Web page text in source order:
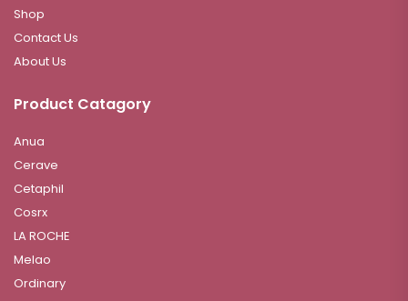
Shop
Contact Us
About Us
Product Catagory
Anua
Cerave
Cetaphil
Cosrx
LA ROCHE
Melao
Ordinary